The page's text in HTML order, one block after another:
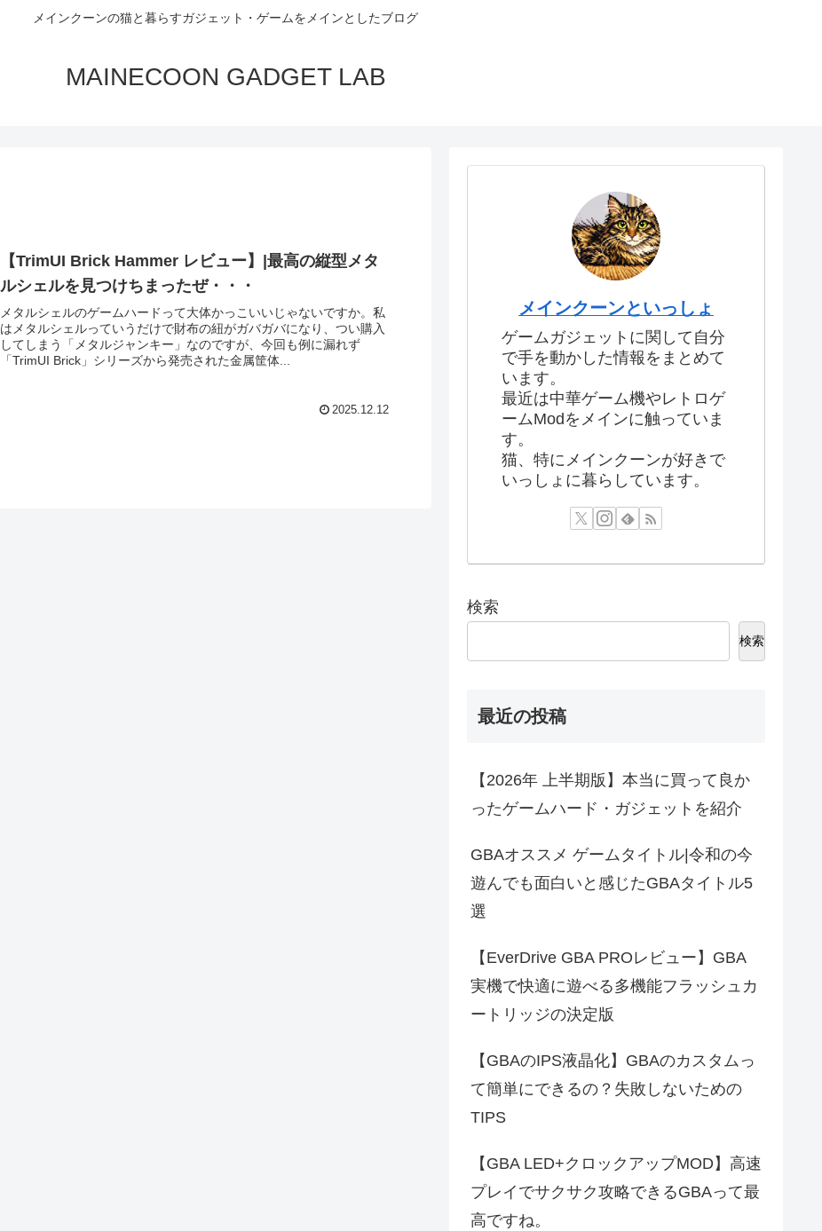
メインクーンの猫と暮らすガジェット・ゲームをメインとしたブログ
MAINECOON GADGET LAB
【TrimUI Brick Hammer レビュー】|最高の縦型メタ
ルシェルを見つけちまったぜ・・・
メタルシェルのゲームハードって大体かっこいいじゃないですか。私
はメタルシェルっていうだけで財布の紐がガバガバになり、つい購入
してしまう「メタルジャンキー」なのですが、今回も例に漏れず
「TrimUI Brick」シリーズから発売された金属筐体...
2025.12.12
メインクーンといっしょ
ゲームガジェットに関して自分
で手を動かした情報をまとめて
います。
最近は中華ゲーム機やレトロゲ
ームModをメインに触っていま
す。
猫、特にメインクーンが好きで
いっしょに暮らしています。
検索
検索
最近の投稿
【2026年 上半期版】本当に買って良か
ったゲームハード・ガジェットを紹介
GBAオススメ ゲームタイトル|令和の今
遊んでも面白いと感じたGBAタイトル5
選
【EverDrive GBA PROレビュー】GBA
実機で快適に遊べる多機能フラッシュカ
ートリッジの決定版
【GBAのIPS液晶化】GBAのカスタムっ
て簡単にできるの？失敗しないための
TIPS
【GBA LED+クロックアップMOD】高速
プレイでサクサク攻略できるGBAって最
高ですね。